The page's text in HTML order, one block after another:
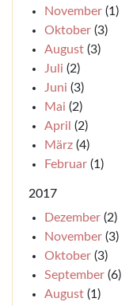
November (1)
Oktober (3)
August (3)
Juli (2)
Juni (3)
Mai (2)
April (2)
März (4)
Februar (1)
2017
Dezember (2)
November (3)
Oktober (3)
September (6)
August (1)